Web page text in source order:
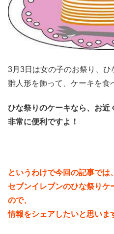
3月3日は女の子のお祭り、ひ
雛人形を飾って、ケーキを食
ひな祭りのケーキなら、お近
非常に便利ですよ！
というわけで今回の記事では、
セブンイレブンのひな祭りケ
ので、
情報をシェアしたいと思いま